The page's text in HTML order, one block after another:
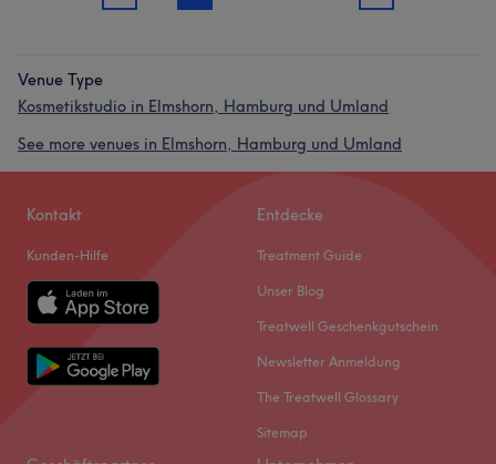
Venue Type
Kosmetikstudio in Elmshorn, Hamburg und Umland
See more venues in Elmshorn, Hamburg und Umland
Kontakt
Kunden-Hilfe
Entdecke
Treatment Guide
Unser Blog
Treatwell Geschenkgutschein
Newsletter Anmeldung
The Treatwell Glossary
Sitemap